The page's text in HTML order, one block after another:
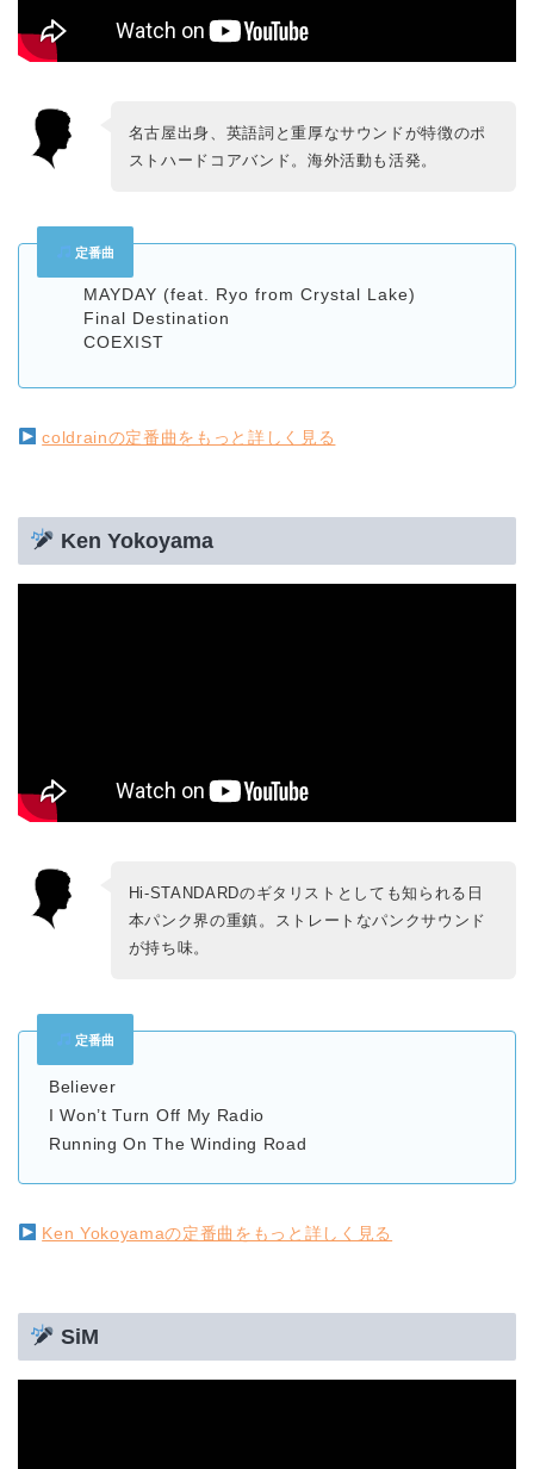
名古屋出身、英語詞と重厚なサウンドが特徴のポ
ストハードコアバンド。海外活動も活発。
定番曲
MAYDAY (feat. Ryo from Crystal Lake)
Final Destination
COEXIST
coldrainの定番曲をもっと詳しく見る
Ken Yokoyama
Hi-STANDARDのギタリストとしても知られる日
本パンク界の重鎮。ストレートなパンクサウンド
が持ち味。
定番曲
Believer
I Won’t Turn Off My Radio
Running On The Winding Road
Ken Yokoyamaの定番曲をもっと詳しく見る
SiM